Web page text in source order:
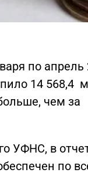
по апрель
14 568,4
чем за
УФНС, в
по